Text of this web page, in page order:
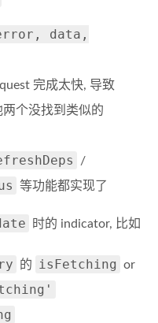
data,
完成太快, 导致
两个没找到类似的
/
等功能都实现了
时的 indicator, 比如
的 isFetching or